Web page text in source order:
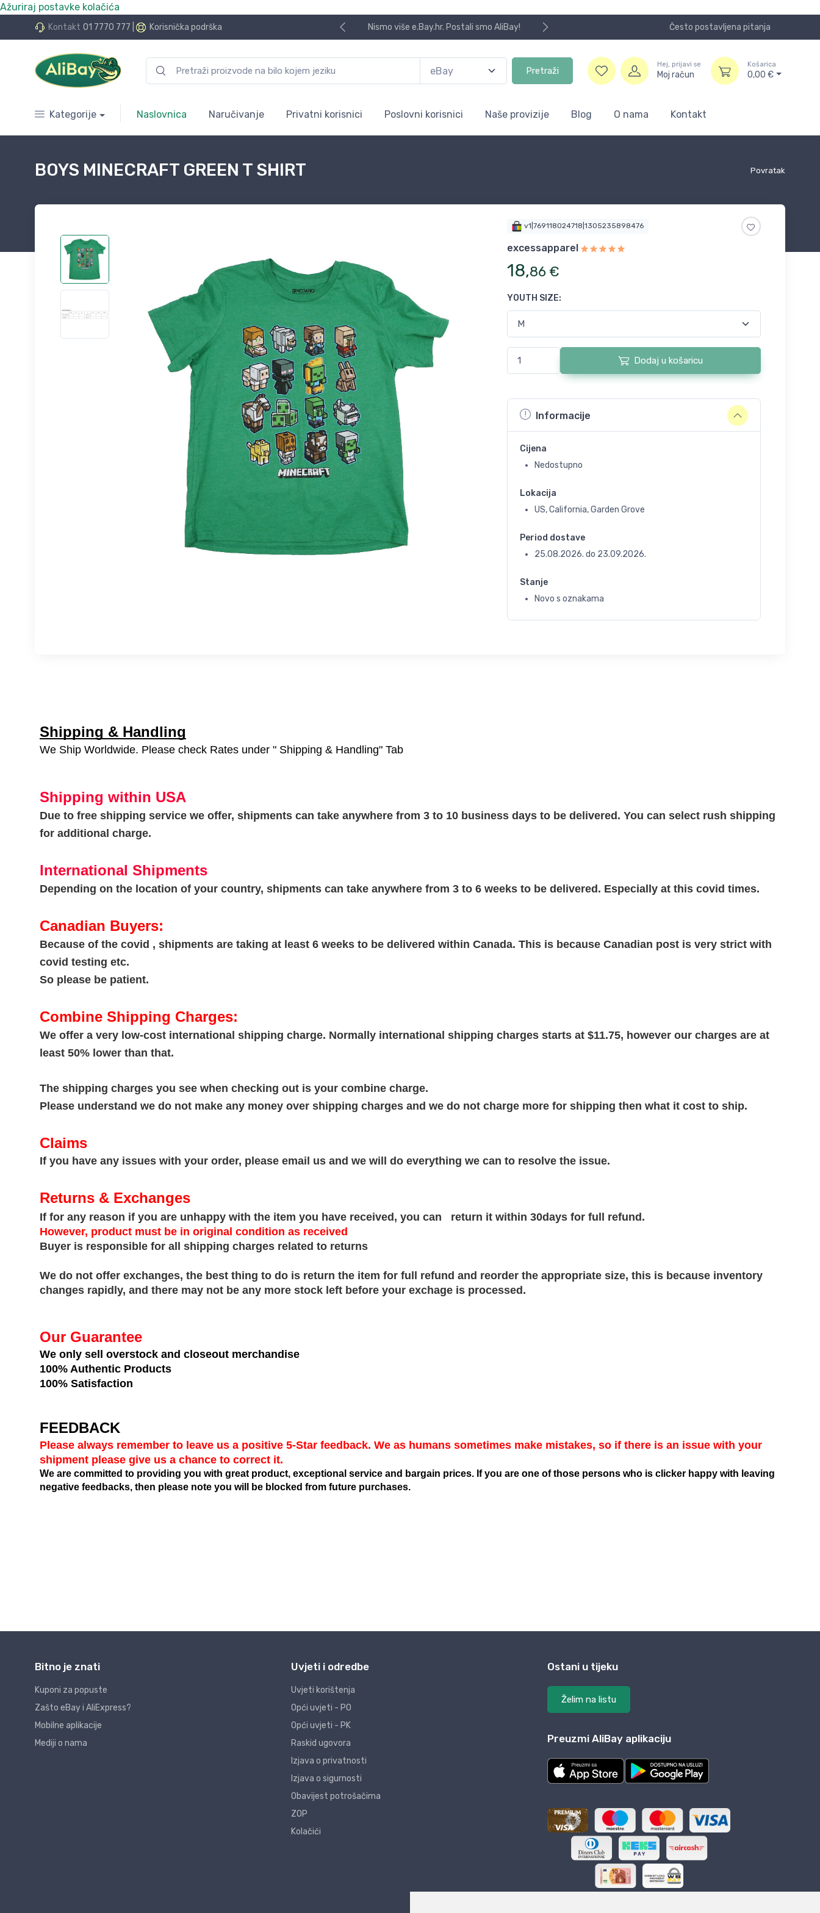
Ažuriraj postavke kolačića
Kontakt 01 7770 777 Korisnička podrška
24 rate bez kamata Nismo više e.Bay.hr. Postali smo AliBay! Često postavljena pitanja
Pretraži
Hej, prijavi se
Moj račun
Košarica
0,00 €
Kategorije Naslovnica Naručivanje Privatni korisnici Poslovni korisnici Naše provizije Blog O nama Kontakt
Povratak
BOYS MINECRAFT GREEN T SHIRT
v1|769118024718|1305235898476
excessapparel
18,86 €
YOUTH SIZE:
Dodaj u košaricu
Informacije
Cijena
Nedostupno
Lokacija
US, California, Garden Grove
Period dostave
25.08.2026. do 23.09.2026.
Stanje
Novo s oznakama
Bitno je znati
Kuponi za popuste
Zašto eBay i AliExpress?
Mobilne aplikacije
Mediji o nama
Uvjeti i odredbe
Uvjeti korištenja
Opći uvjeti - PO
Opći uvjeti - PK
Raskid ugovora
Izjava o privatnosti
Izjava o sigurnosti
Obavijest potrošačima
ZOP
Kolačići
Ostani u tijeku
Želim na listu
Preuzmi AliBay aplikaciju